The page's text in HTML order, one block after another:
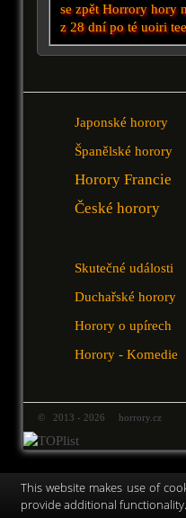
se zpět Horrory hory
z 28 dní po té uoiri
Japonské horory
Španělské horory
Horory Francie
České horory
Skutečné události
Duchařské horory
Horory o upírech
Horory - Komedie
© 2013 - 2026 horrory.cz
This website makes use of
provide additional functionality.